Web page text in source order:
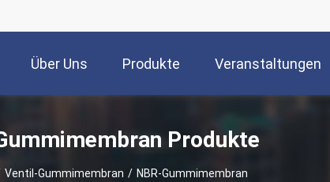
Über Uns Produkte Veranstaltungen
Produkte
Ventil-Gummimembran / NBR-Gummimembran